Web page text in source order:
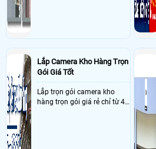
Lắp Camera Kho Hàng Trọn
Gói Giá Tốt
Lắp trọn gói camera kho
hàng trọn gói giá rẻ chỉ từ 4